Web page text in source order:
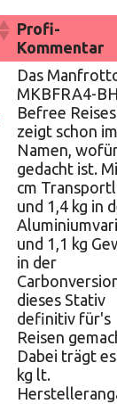
Profi-
Kommentar
Das
MKBFRA4-BH
Befree
zeigt schon im
Namen,
gedacht ist.
cm
und 1,4 kg in
und 1,1 kg
in der
dieses Stativ
definitiv für's
Reisen
Dabei trägt
kg lt.